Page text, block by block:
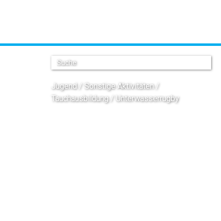
Jugend
Sonstige Aktivitäten
Tauchausbildung
Unterwasserrugby